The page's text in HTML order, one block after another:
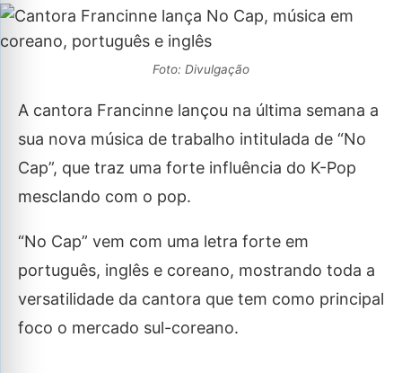
Foto: Divulgação
A cantora Francinne lançou na última semana a
sua nova música de trabalho intitulada de “No
Cap”, que traz uma forte influência do K-Pop
mesclando com o pop.
“No Cap” vem com uma letra forte em
português, inglês e coreano, mostrando toda a
versatilidade da cantora que tem como principal
foco o mercado sul-coreano.